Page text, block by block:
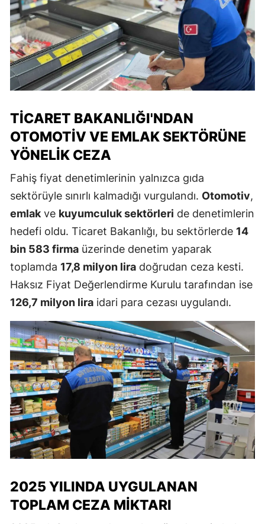
TICARET BAKANLIĞI'NDAN
OTOMOTIV VE EMLAK SEKTÖRÜNE
YÖNELIK CEZA
Fahiş fiyat denetimlerinin yalnızca gıda
sektörüyle sınırlı kalmadığı vurgulandı. Otomotiv,
emlak ve kuyumculuk sektörleri de denetimlerin
hedefi oldu. Ticaret Bakanlığı, bu sektörlerde 14
bin 583 firma üzerinde denetim yaparak
toplamda 17,8 milyon lira doğrudan ceza kesti.
Haksız Fiyat Değerlendirme Kurulu tarafından ise
126,7 milyon lira idari para cezası uygulandı.
2025 YILINDA UYGULANAN
TOPLAM CEZA MIKTARI